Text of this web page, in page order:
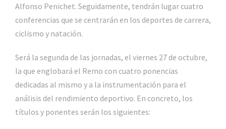
Alfonso Penichet. Seguidamente, tendrán lugar cuatro
conferencias que se centrarán en los deportes de carrera,
ciclismo y natación.
Será la segunda de las jornadas, el viernes 27 de octubre,
la que englobará el Remo con cuatro ponencias
dedicadas al mismo y a la instrumentación para el
análisis del rendimiento deportivo. En concreto, los
títulos y ponentes serán los siguientes: